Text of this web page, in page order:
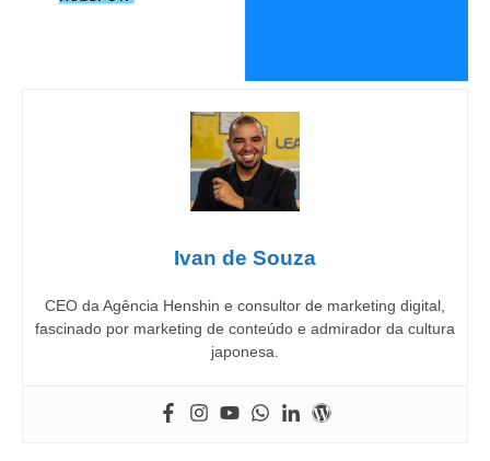
Ivan de Souza
CEO da Agência Henshin e consultor de marketing digital,
fascinado por marketing de conteúdo e admirador da cultura
japonesa.